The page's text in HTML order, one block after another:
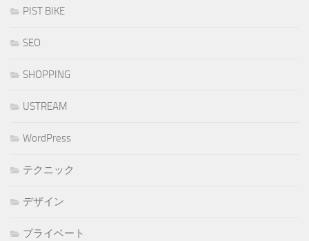
PIST BIKE
SEO
SHOPPING
USTREAM
WordPress
テクニック
デザイン
プライベート